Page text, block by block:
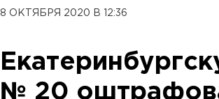
8 ОКТЯБРЯ 2020 В 12:36
№ 20